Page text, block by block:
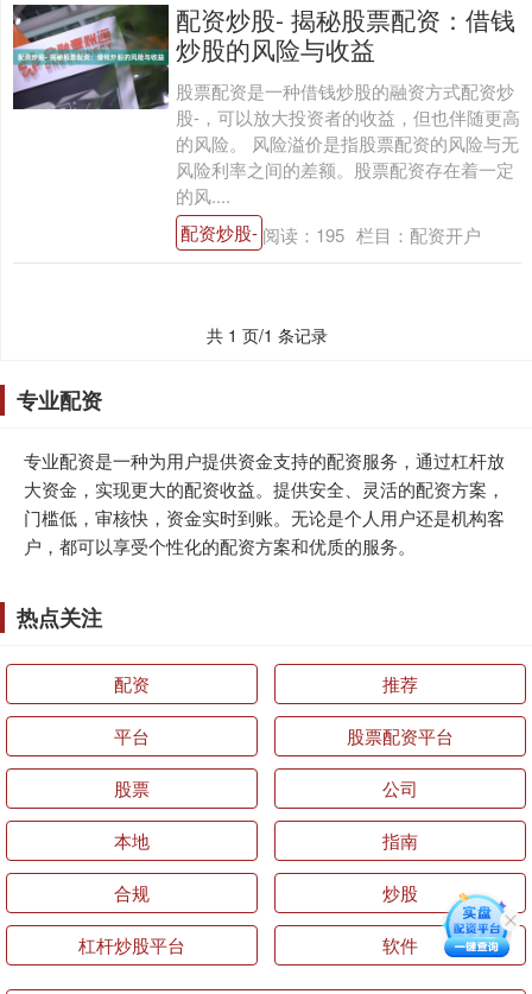
配资炒股- 揭秘股票配资：借钱
炒股的风险与收益
股票配资是一种借钱炒股的融资方式配资炒
股-，可以放大投资者的收益，但也伴随更高
的风险。 风险溢价是指股票配资的风险与无
风险利率之间的差额。股票配资存在着一定
的风....
配资炒股- 阅读： 195 栏目： 配资开户
共 1 页/1 条记录
专业配资
专业配资是一种为用户提供资金支持的配资服务，通过杠杆放
大资金，实现更大的配资收益。提供安全、灵活的配资方案，
门槛低，审核快，资金实时到账。无论是个人用户还是机构客
户，都可以享受个性化的配资方案和优质的服务。
热点关注
配资 推荐
平台 股票配资平台
股票 公司
本地 指南
合规 炒股
杠杆炒股平台 软件